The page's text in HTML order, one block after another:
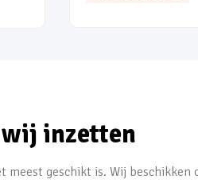
wij inzetten
geschikt is. Wij beschikken